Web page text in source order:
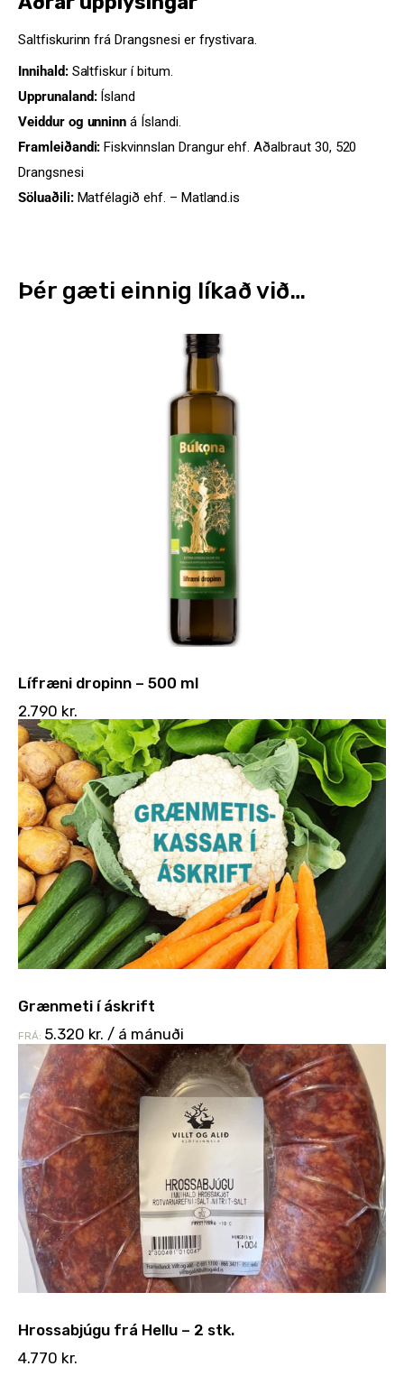
Saltfiskurinn frá Drangsnesi er frystivara.
Innihald:Saltfiskur í bitum.
Upprunaland: Ísland
Veiddur og unninná Íslandi.
Framleiðandi: Fiskvinnslan Drangur ehf. Aðalbraut 30, 520
Drangsnesi
Söluaðili:Matfélagið ehf. – Matland.is
Þér gæti einnig líkað við…
Lífræni dropinn – 500 ml
2.790 kr.
Grænmeti í áskrift
FRÁ: 5.320 kr. / á mánuði
Hrossabjúgu frá Hellu – 2 stk.
4.770 kr.